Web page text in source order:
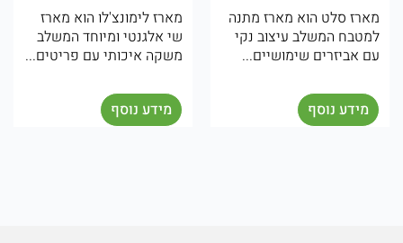
מארז לימונצ'לו הוא מארז
שי אלגנטי ומיוחד המשלב
משקה איכותי עם פריטים...
מידע נוסף
המארז היווני הוא מארז
מיוחד בהשראת המטבח
והאווירה הים תיכונית.
מידע נוסף